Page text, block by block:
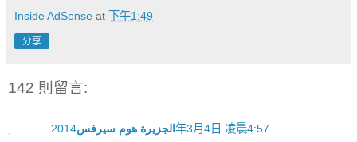
Inside AdSense at 下午1:49
分享
142 則留言:
الجزيرة هوم سيرفس 2014年3月4日 凌晨4:57